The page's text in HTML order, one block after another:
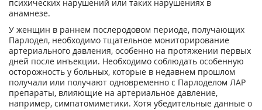
психических нарушений или таких нарушениях в
анамнезе.
У женщин в раннем послеродовом периоде, получающих
Парлодел, необходимо тщательное мониторирование
артериального давления, особенно на протяжении первых
дней после инъекции. Необходимо соблюдать особенную
осторожность у больных, которые в недавнем прошлом
получали или получают одновременно с Парлоделом ЛАР
препараты, влияющие на артериальное давление,
например, симпатомиметики. Хотя убедительные данные о